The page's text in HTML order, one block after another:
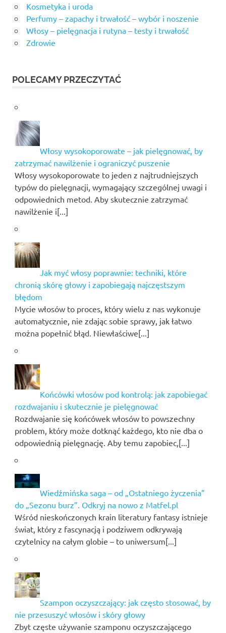
Kosmetyka i uroda
Perfumy – zapachy i trwałość – wybór i noszenie
Włosy – pielęgnacja i rutyna – testy i trwałość
Zdrowie
POLECAMY PRZECZYTAĆ
Włosy wysokoporowate – jak pielęgnować, by
zatrzymać nawilżenie i ograniczyć puszenie
Włosy wysokoporowate to jeden z najtrudniejszych
typów do pielęgnacji, wymagający szczególnej uwagi i
odpowiednich metod. Aby skutecznie zatrzymać
nawilżenie i[...]
Jak myć włosy poprawnie: techniki, które
chronią skórę głowy i zapobiegają najczęstszym
błędom
Mycie włosów to proces, który wielu z nas wykonuje
automatycznie, nie zdając sobie sprawy, jak łatwo
można popełnić błąd. Niewłaściwe[...]
Końcówki włosów pod kontrolą: jak zapobiegać
rozdwajaniu i skutecznie je pielęgnować
Rozdwajanie się końcówek włosów to powszechny
problem, który może dotknąć każdego, kto nie dba o
odpowiednią pielęgnację. Aby temu zapobiec,[...]
Wiedźmińska saga – od „Ostatniego życzenia”
do „Sezonu burz”. Odkryj na nowo z Matfel.pl
Wśród nieskończonych krain literatury fantasy istnieje
świat, który z fascynacją i podziwem odkrywają
czytelnicy na całym globie – to uniwersum[...]
Szampon oczyszczający: jak często stosować, by
nie przesuszyć włosów i skóry głowy
Zbyt częste używanie szamponu oczyszczającego